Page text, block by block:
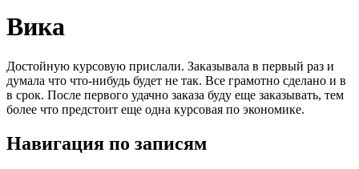
Вика
Достойную курсовую прислали. Заказывала в первый раз и
думала что что-нибудь будет не так. Все грамотно сделано и в
в срок. После первого удачно заказа буду еще заказывать, тем
более что предстоит еще одна курсовая по экономике.
Навигация по записям